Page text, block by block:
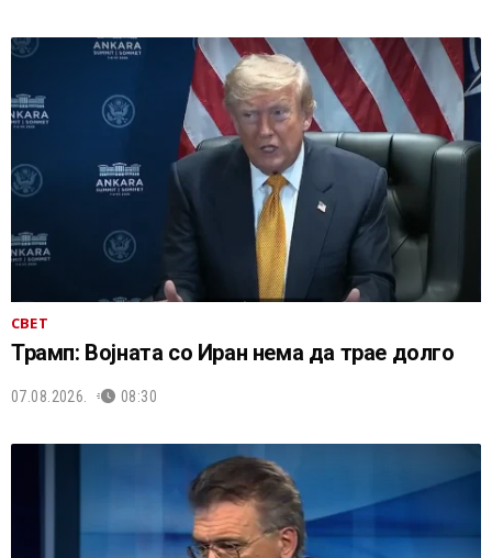
СВЕТ
Трамп: Војната со Иран нема да трае долго
07.08.2026. 08:30